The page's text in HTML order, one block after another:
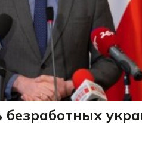
безработных